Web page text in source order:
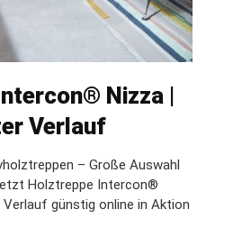
Nizza |
Verlauf
– Große Auswahl
Holztreppe Intercon®
günstig online in Aktion